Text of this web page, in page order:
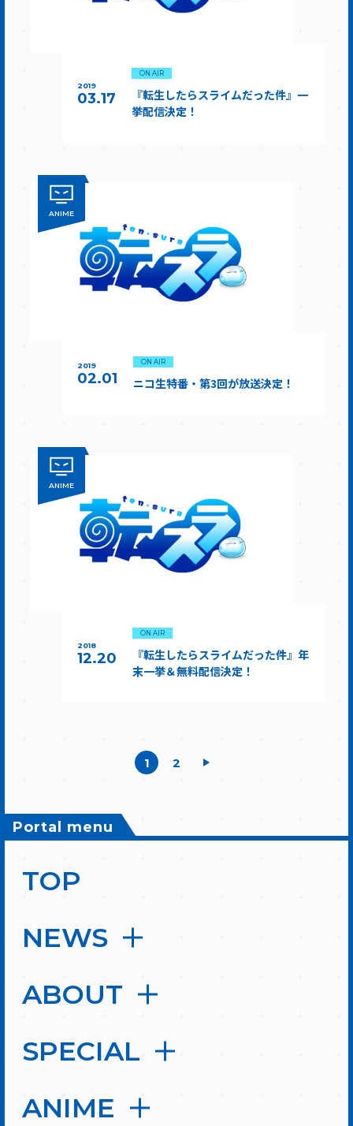
2019
03.17
ON AIR
『転生したらスライムだった件』一
挙配信決定！
ANIME
2019
02.01
ON AIR
ニコ生特番・第3回が放送決定！
ANIME
2018
12.20
ON AIR
『転生したらスライムだった件』年
末一挙＆無料配信決定！
1 2
Portal menu
TOP
NEWS
ABOUT
SPECIAL
ANIME